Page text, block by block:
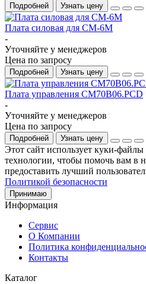
Подробней Узнать цену
Плата силовая для СМ-6М
-
Уточняйте у менеджеров
Цена по запросу
Подробней Узнать цену
Плата управления CM70B06.PCD
-
Уточняйте у менеджеров
Цена по запросу
Подробней Узнать цену
Этот сайт использует куки-
технологии, чтобы помочь вам в
предоставить лучший
Политикой безопасности
Принимаю
Информация
Сервис
О Компании
Политика
Контакты
Каталог